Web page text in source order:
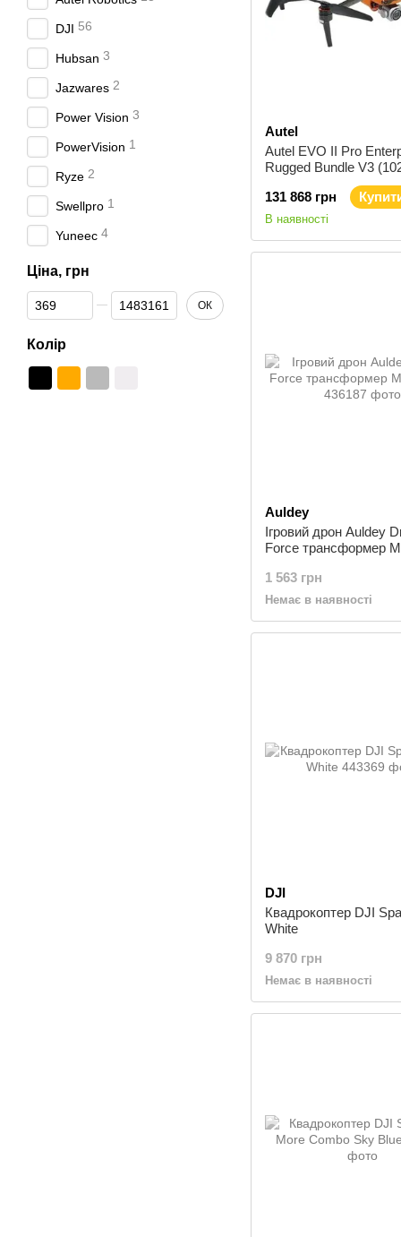
Autel
Autel EVO II Pro
Rugged Bundle V3
— Квадрокоптер,
CMOS, 20 Мп
131 868 грн
В наявності
Auldey
Ігровий дрон Auldey
Force трансформер
1 563 грн
Немає в наявності
DJI
Квадрокоптер DJI
White
9 870 грн
Немає в наявності
DJI 56
Hubsan 3
Jazwares 2
Power Vision 3
PowerVision 1
Ryze 2
Swellpro 1
Yuneec 4
Ціна, грн
Від Ціна, грн
До Ціна, грн ОК
Колір